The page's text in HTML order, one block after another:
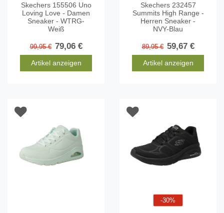
Skechers 155506 Uno
Loving Love - Damen
Sneaker - WTRG-
Weiß
99,95 € 79,06 €
Artikel anzeigen
Skechers 232457
Summits High Range -
Herren Sneaker -
NVY-Blau
89,95 € 59,67 €
Artikel anzeigen
-30%